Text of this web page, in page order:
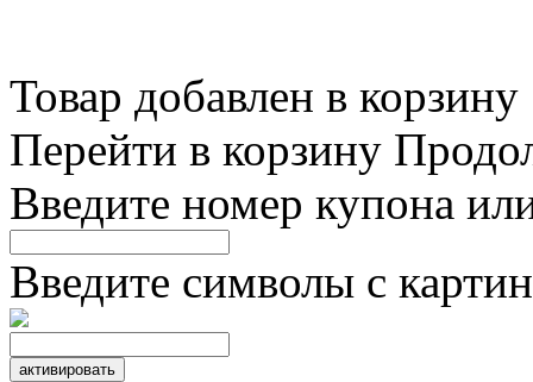
Товар добавлен в корзину
Перейти в корзину
Введите номер купона
Введите символы с